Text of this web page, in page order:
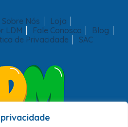
Sobre Nós
Loja
LDM
Fale Conosco
Blog
de Privacidade SAC